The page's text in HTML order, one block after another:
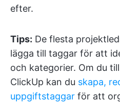
efter.
Tips: De flesta
lägga till taggar för att
och kategorier. Om du
ClickUp kan du skapa,
uppgiftstaggar för att